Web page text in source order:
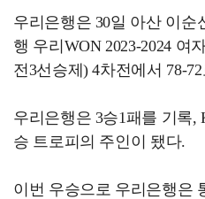
우리은행은 30일 아산 이순
행 우리WON 2023-2024 여
전3선승제) 4차전에서 78-
우리은행은 3승1패를 기록
승 트로피의 주인이 됐다.
이번 우승으로 우리은행은